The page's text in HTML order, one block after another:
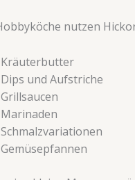
nutzen
Kräuterbutter
Dips und Aufstriche
Grillsaucen
Marinaden
Schmalzvariationen
Gemüsepfannen